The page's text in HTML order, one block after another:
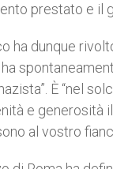
prestato e il
ha dunque
È “nel
e generosità
al vostro